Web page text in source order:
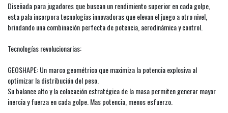
Diseñada para jugadores que buscan un rendimiento superior en cada golpe,
esta pala incorpora tecnologías innovadoras que elevan el juego a otro nivel,
brindando una combinación perfecta de potencia, aerodinámica y control.
Tecnologías revolucionarias:
GEOSHAPE: Un marco geométrico que maximiza la potencia explosiva al
optimizar la distribución del peso.
Su balance alto y la colocación estratégica de la masa permiten generar mayor
inercia y fuerza en cada golpe. Mas potencia, menos esfuerzo.